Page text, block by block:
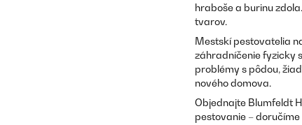
hraboše a burinu
tvarov.
Mestskí pestovatelia
záhradníčenie fyzicky
problémy s pôdou,
nového domova.
Objednajte Blumfeldt
pestovanie –